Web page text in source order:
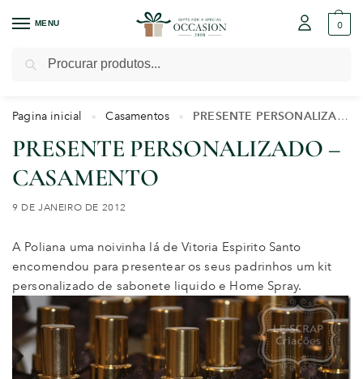
MENU 0
Pagina inicial » Casamentos » PRESENTE PERSONALIZADO – CASAMENTO
PRESENTE PERSONALIZADO –
CASAMENTO
9 DE JANEIRO DE 2012
A Poliana uma noivinha lá de Vitoria Espirito Santo
encomendou para presentear os seus padrinhos um kit
personalizado de sabonete liquido e Home Spray.